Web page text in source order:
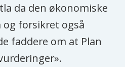
da den økonomiske
og forsikret også
faddere om at Plan